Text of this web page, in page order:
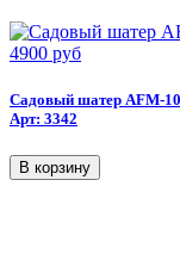
4900 руб
Садовый шатер AFM-
Арт: 3342